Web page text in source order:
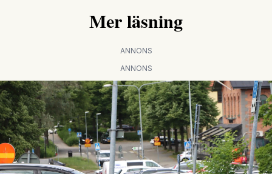
Mer läsning
ANNONS
ANNONS